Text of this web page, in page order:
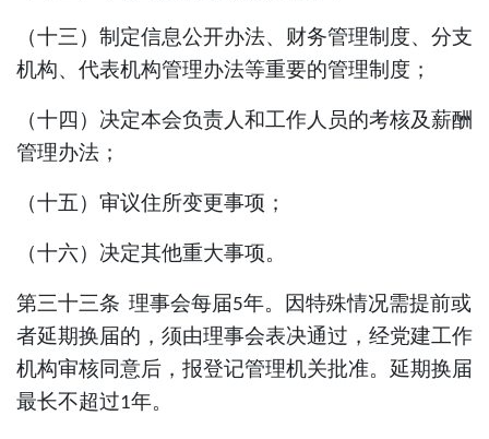
（十三）制定信息公开办法、 财务管理制度、分支
机构、代表机构管理办法等重要的管理制度；
（十四）决定本会负责人和工作人员的考核及薪酬
管理办法；
（十五）审议住所变更事项；
（十六）决定其他重大事项。
第三十三条 理事会每届5年。 因特殊情况需提前或
者延期换届的，须由理事会表决通过，经党建工作
机构审核同意后，报登记管理机关批准。延期换届
最长不超过1年。